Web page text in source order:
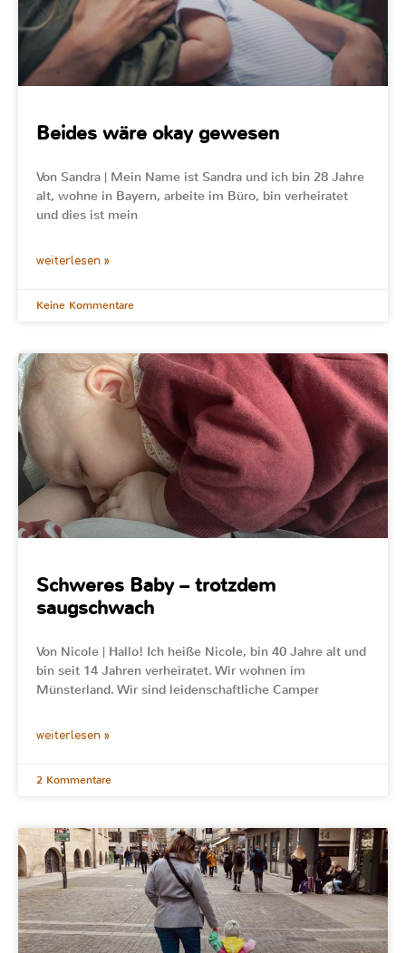
Beides wäre okay gewesen
Von Sandra | Mein Name ist Sandra und ich bin 28 Jahre
alt, wohne in Bayern, arbeite im Büro, bin verheiratet
und dies ist mein
weiterlesen »
Keine Kommentare
Schweres Baby – trotzdem
saugschwach
Von Nicole | Hallo! Ich heiße Nicole, bin 40 Jahre alt und
bin seit 14 Jahren verheiratet. Wir wohnen im
Münsterland. Wir sind leidenschaftliche Camper
weiterlesen »
2 Kommentare